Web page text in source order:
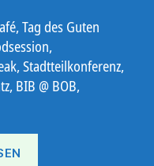
Tag des Guten
Stadtteilkonferenz,
BIB @ BOB,